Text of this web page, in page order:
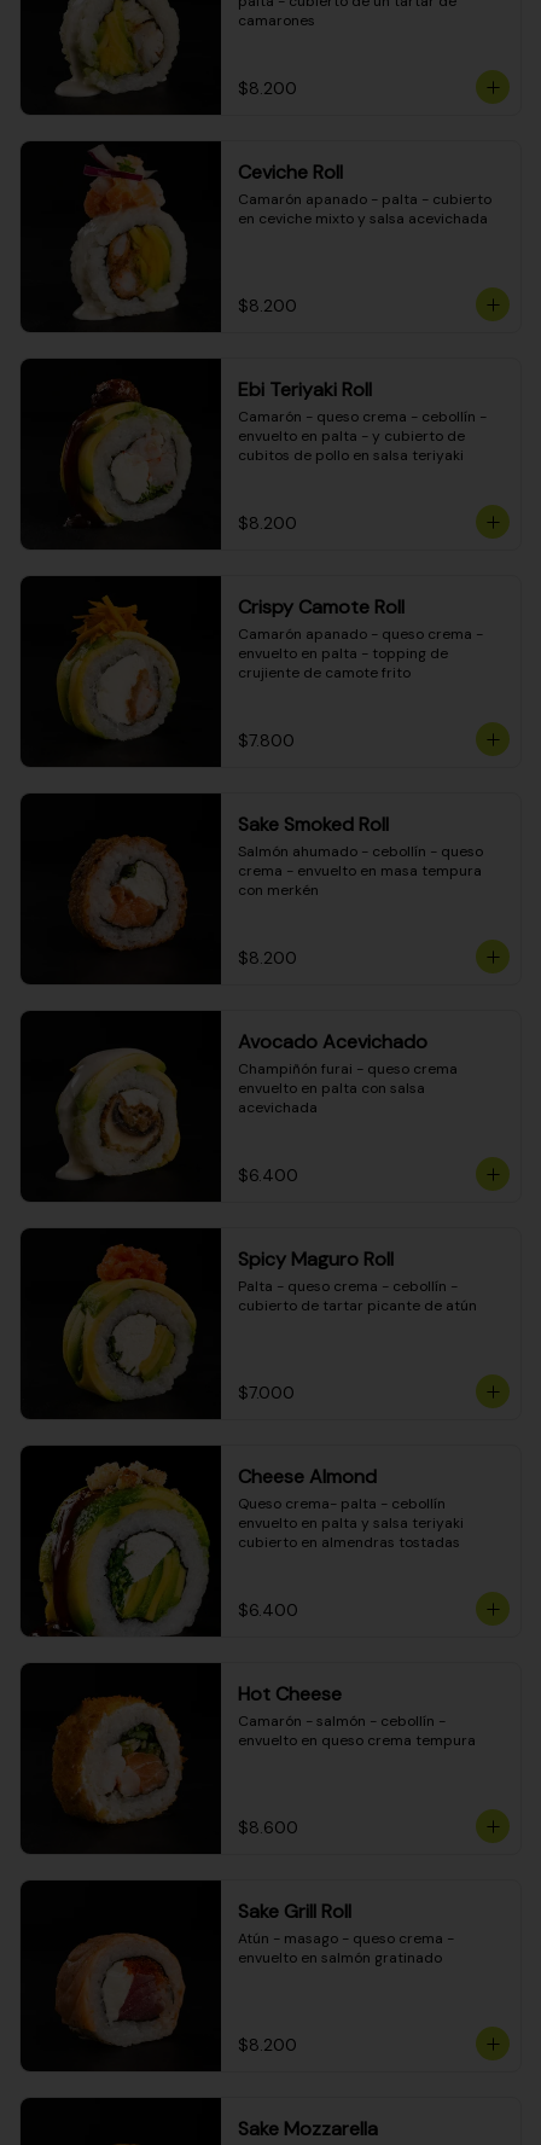
camarones
$8.200
Ceviche Roll
Camarón apanado - palta - cubierto
en ceviche mixto y salsa acevichada
$8.200
Ebi Teriyaki Roll
Camarón - queso crema - cebollín -
envuelto en palta - y cubierto de
cubitos de pollo en salsa teriyaki
$8.200
Crispy Camote Roll
Camarón apanado - queso crema -
envuelto en palta - topping de
crujiente de camote frito
$7.800
Sake Smoked Roll
Salmón ahumado - cebollín - queso
crema - envuelto en masa tempura
con merkén
$8.200
Avocado Acevichado
Champiñón furai - queso crema
envuelto en palta con salsa
acevichada
$6.400
Spicy Maguro Roll
Palta - queso crema - cebollín -
cubierto de tartar picante de atún
$7.000
Cheese Almond
Queso crema- palta - cebollín
envuelto en palta y salsa teriyaki
cubierto en almendras tostadas
$6.400
Hot Cheese
Camarón - salmón - cebollín -
envuelto en queso crema tempura
$8.600
Sake Grill Roll
Atún - masago - queso crema -
envuelto en salmón gratinado
$8.200
Sake Mozzarella